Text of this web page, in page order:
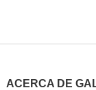
ACERCA DE